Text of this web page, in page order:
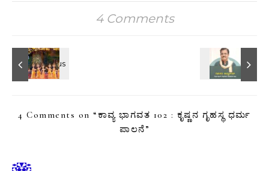
4 Comments
4 Comments on “ ಕಾವ್ಯ ಭಾಗವತ 102 : ಕೃಷ್ಣನ ಗೃಹಸ್ಥ ಧರ್ಮ
ಪಾಲನೆ”